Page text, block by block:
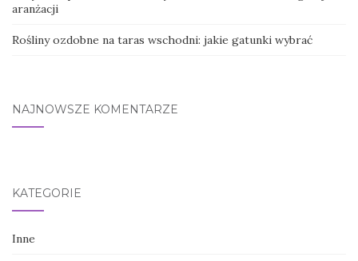
aranżacji
Rośliny ozdobne na taras wschodni: jakie gatunki wybrać
NAJNOWSZE KOMENTARZE
KATEGORIE
Inne